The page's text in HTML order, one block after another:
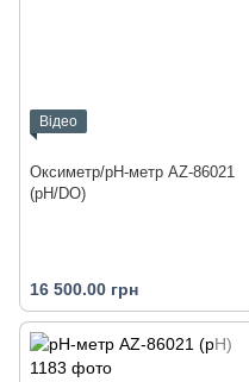
Відео
Оксиметр/pH-метр AZ-86021
(pH/DO)
16 500.00 грн